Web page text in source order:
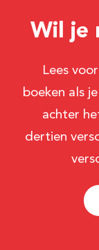
Wil je
Lees
boeken als
achter
dertien